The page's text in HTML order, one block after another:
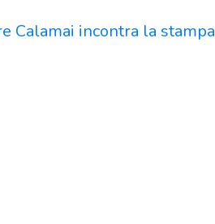
Calamai incontra la stampa